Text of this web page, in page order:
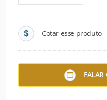
Cotar esse produto
FALAR
Detalhes
Descrição do Produto
A Bobina Vergalhão
fabricada em aço.